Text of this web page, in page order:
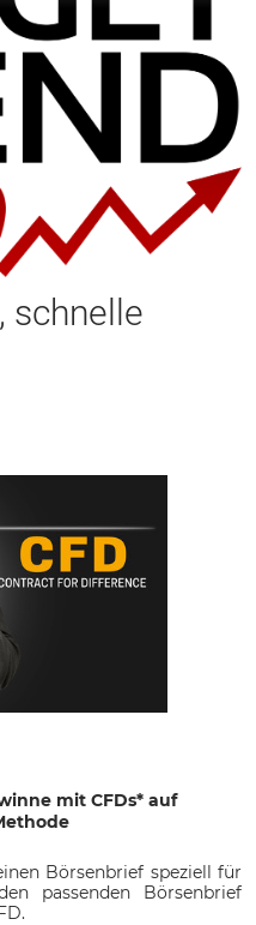
schnelle
mit CFDs* auf
Börsenbrief speziell für
passenden Börsenbrief